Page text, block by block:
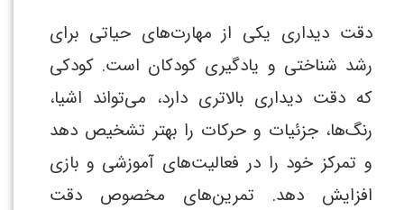
دقت دیداری یکی از مهارت‌های حیاتی برای
رشد شناختی و یادگیری کودکان است. کودکی
که دقت دیداری بالاتری دارد، می‌تواند اشیا،
رنگ‌ها، جزئیات و حرکات را بهتر تشخیص دهد
و تمرکز خود را در فعالیت‌های آموزشی و بازی
افزایش دهد. تمرین‌های مخصوص دقت